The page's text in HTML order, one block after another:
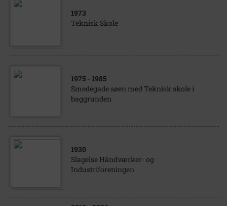
1973
Teknisk Skole
1975 - 1985
Smedegade søen med Teknisk skole i
baggrunden
1930
Slagelse Håndværker- og
Industriforeningen